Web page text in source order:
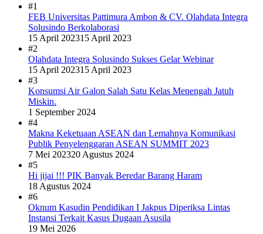
#1
FEB Universitas Pattimura Ambon & CV. Olahdata Integra
Solusindo Berkolaborasi
15 April 202315 April 2023
#2
Olahdata Integra Solusindo Sukses Gelar Webinar
15 April 202315 April 2023
#3
Konsumsi Air Galon Salah Satu Kelas Menengah Jatuh
Miskin.
1 September 2024
#4
Makna Keketuaan ASEAN dan Lemahnya Komunikasi
Publik Penyelenggaran ASEAN SUMMIT 2023
7 Mei 202320 Agustus 2024
#5
Hi jijai !!! PIK Banyak Beredar Barang Haram
18 Agustus 2024
#6
Oknum Kasudin Pendidikan I Jakpus Diperiksa Lintas
Instansi Terkait Kasus Dugaan Asusila
19 Mei 2026